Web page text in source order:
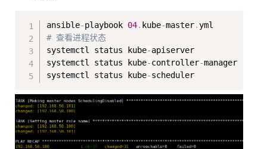
ansible-playbook 04. kube-master.
# 查看进程状态
systemctl status kube-apiserver
systemctl status kube-controller-manager
systemctl status kube-